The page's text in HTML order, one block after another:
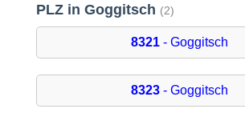
PLZ in Goggitsch (2)
8321 - Goggitsch
8323 - Goggitsch